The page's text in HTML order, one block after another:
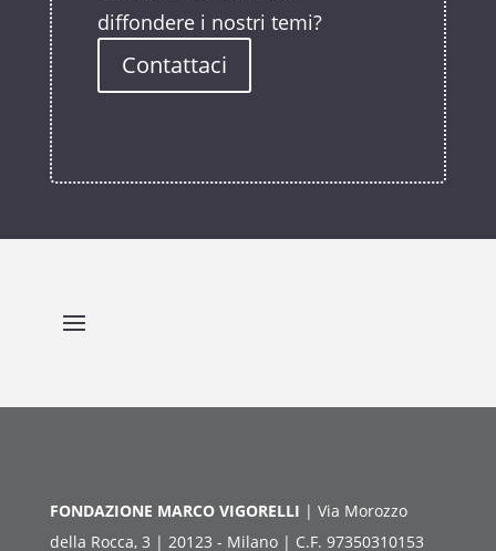
diffondere i nostri temi?
Contattaci
FONDAZIONE MARCO VIGORELLI | Via Morozzo
della Rocca, 3 | 20123 - Milano | C.F. 97350310153